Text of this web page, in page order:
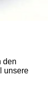
den
unsere